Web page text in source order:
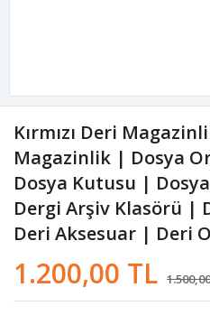
Kırmızı Deri
Magazinlik | Dosya
Dosya Kutusu |
Dergi Arşiv Klasörü |
Deri Aksesuar | Deri
1.200,00 TL